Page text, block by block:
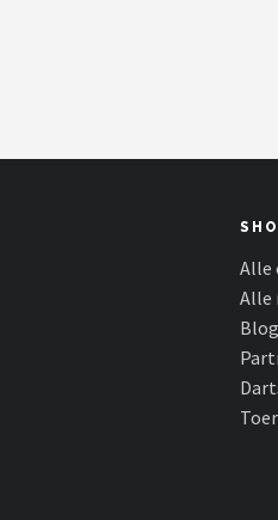
Alle
Alle
Blog